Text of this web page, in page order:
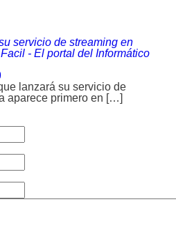
servicio de streaming en
- El portal del Informático
lanzará su servicio de
aparece primero en […]